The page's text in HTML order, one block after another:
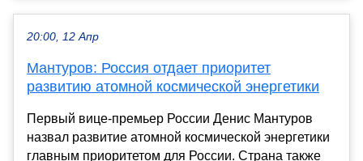
20:00, 12 Апр
Мантуров: Россия отдает приоритет
развитию атомной космической энергетики
Первый вице-премьер России Денис Мантуров
назвал развитие атомной космической энергетики
главным приоритетом для России. Страна также